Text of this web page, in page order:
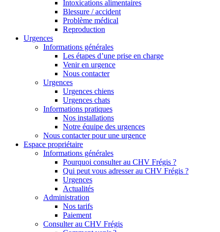
Intoxications alimentaires
Blessure / accident
Problème médical
Reproduction
Urgences
Informations générales
Les étapes d’une prise en charge
Venir en urgence
Nous contacter
Urgences
Urgences chiens
Urgences chats
Informations pratiques
Nos installations
Notre équipe des urgences
Nous contacter pour une urgence
Espace propriétaire
Informations générales
Pourquoi consulter au CHV Frégis ?
Qui peut vous adresser au CHV Frégis ?
Urgences
Actualités
Administration
Nos tarifs
Paiement
Consulter au CHV Frégis